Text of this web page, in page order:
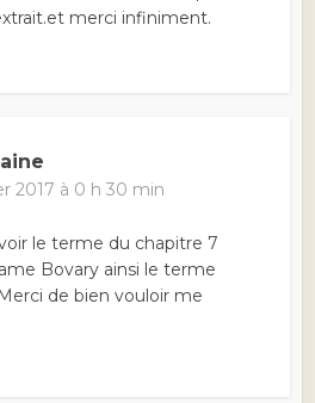
merci infiniment.
2017 à 0 h 30 min
le terme du chapitre 7
Bovary ainsi le terme
de bien vouloir me